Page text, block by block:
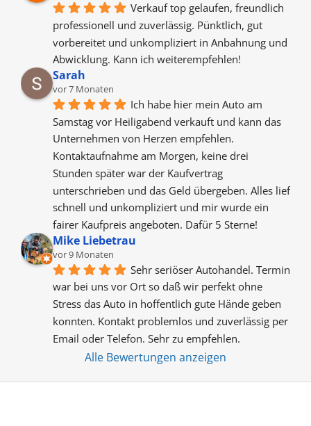
Verkauf top gelaufen, freundlich
professionell und zuverlässig. Pünktlich, gut
vorbereitet und unkompliziert in Anbahnung und
Abwicklung. Kann ich weiterempfehlen!
Sarah
vor 7 Monaten
Ich habe hier mein Auto am
Samstag vor Heiligabend verkauft und kann das
Unternehmen von Herzen empfehlen.
Kontaktaufnahme am Morgen, keine drei
Stunden später war der Kaufvertrag
unterschrieben und das Geld übergeben. Alles lief
schnell und unkompliziert und mir wurde ein
fairer Kaufpreis angeboten. Dafür 5 Sterne!
Mike Liebetrau
vor 9 Monaten
Sehr seriöser Autohandel. Termin
war bei uns vor Ort so daß wir perfekt ohne
Stress das Auto in hoffentlich gute Hände geben
konnten. Kontakt problemlos und zuverlässig per
Email oder Telefon. Sehr zu empfehlen.
Alle Bewertungen anzeigen